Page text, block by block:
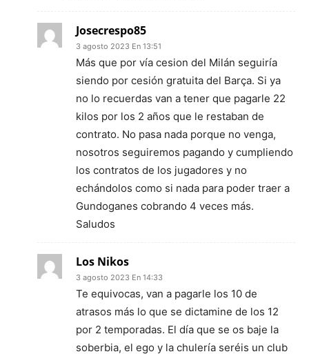
Josecrespo85
3 agosto 2023 En 13:51
Más que por vía cesion del Milán seguiría
siendo por cesión gratuita del Barça. Si ya
no lo recuerdas van a tener que pagarle 22
kilos por los 2 años que le restaban de
contrato. No pasa nada porque no venga,
nosotros seguiremos pagando y cumpliendo
los contratos de los jugadores y no
echándolos como si nada para poder traer a
Gundoganes cobrando 4 veces más.
Saludos
Los Nikos
3 agosto 2023 En 14:33
Te equivocas, van a pagarle los 10 de
atrasos más lo que se dictamine de los 12
por 2 temporadas. El día que se os baje la
soberbia, el ego y la chulería seréis un club